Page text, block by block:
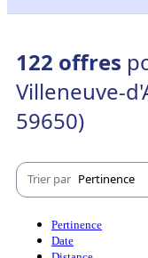
122 offres
Villeneuve-
59650)
Trier par Pertinence
Pertinence
Date